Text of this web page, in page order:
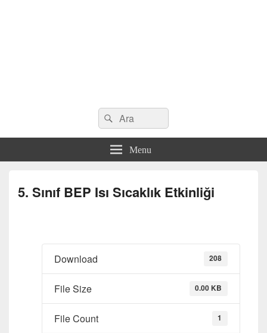
Search
for:
Ara
Menu
5. Sınıf BEP Isı Sıcaklık Etkinliği
Download 208
File Size 0.00 KB
File Count 1